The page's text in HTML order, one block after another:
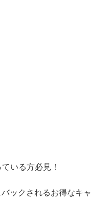
いる方必見！
ックされるお得なキャ